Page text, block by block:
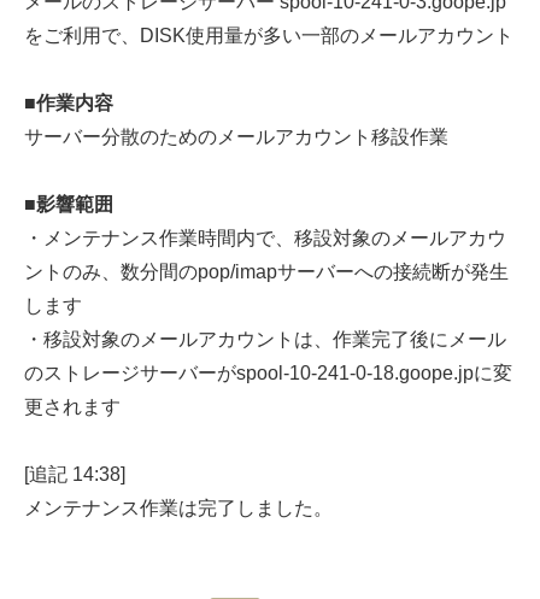
をご利用で、DISK使用量が多い一部のメールアカウント
■作業内容
サーバー分散のためのメールアカウント移設作業
■影響範囲
・メンテナンス作業時間内で、移設対象のメールアカウ
ントのみ、数分間のpop/imapサーバーへの接続断が発生
します
・移設対象のメールアカウントは、作業完了後にメール
のストレージサーバーがspool-10-241-0-18.goope.jpに変
更されます
[追記 14:38]
メンテナンス作業は完了しました。